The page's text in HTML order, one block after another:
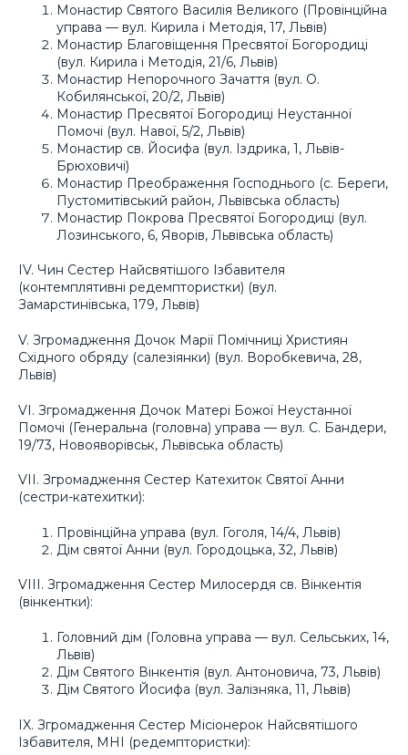
Монастир Святого Василія Великого (Провінційна
управа — вул. Кирила і Методія, 17, Львів)
Монастир Благовіщення Пресвятої Богородиці
(вул. Кирила і Методія, 21/6, Львів)
Монастир Непорочного Зачаття (вул. О.
Кобилянської, 20/2, Львів)
Монастир Пресвятої Богородиці Неустанної
Помочі (вул. Навої, 5/2, Львів)
Монастир св. Йосифа (вул. Іздрика, 1, Львів-
Брюховичі)
Монастир Преображення Господнього (с. Береги,
Пустомитівський район, Львівська область)
Монастир Покрова Пресвятої Богородиці (вул.
Лозинського, 6, Яворів, Львівська область)
IV. Чин Сестер Найсвятішого Ізбавителя
(контемплятивні редемптористки) (вул.
Замарстинівська, 179, Львів)
V. Згромадження Дочок Марії Помічниці Християн
Східного обряду (салезіянки) (вул. Воробкевича, 28,
Львів)
VI. Згромадження Дочок Матері Божої Неустанної
Помочі (Генеральна (головна) управа — вул. С. Бандери,
19/73, Новояворівськ, Львівська область)
VII. Згромадження Сестер Катехиток Святої Анни
(сестри-катехитки):
Провінційна управа (вул. Гоголя, 14/4, Львів)
Дім святої Анни (вул. Городоцька, 32, Львів)
VIII. Згромадження Сестер Милосердя св. Вінкентія
(вінкентки):
Головний дім (Головна управа — вул. Сельських, 14,
Львів)
Дім Святого Вінкентія (вул. Антоновича, 73, Львів)
Дім Святого Йосифа (вул. Залізняка, 11, Львів)
IX. Згромадження Сестер Місіонерок Найсвятішого
Ізбавителя, МНІ (редемптористки):